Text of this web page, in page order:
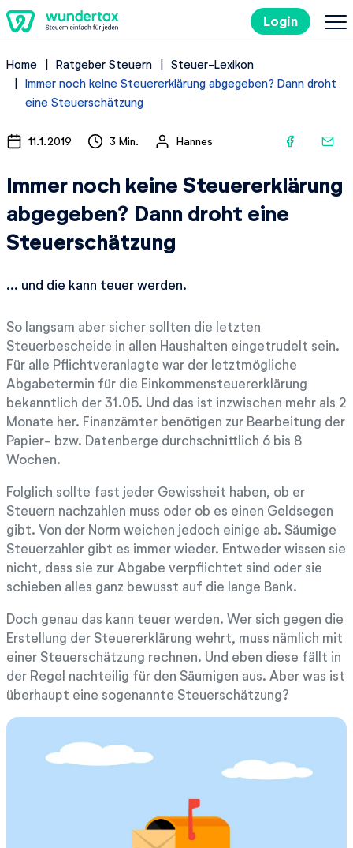
Login
So geht's
Steuer-Lexikon
Home Ratgeber Steuern
Steuer-Lexikon
Immer noch keine Steuererklärung abgegeben? Dann droht
eine Steuerschätzung
11.1.2019 3 Min. Hannes
Immer noch keine Steuererklärung
abgegeben? Dann droht eine
Steuerschätzung
... und die kann teuer werden.
So langsam aber sicher sollten die letzten
Steuerbescheide in allen Haushalten eingetrudelt sein.
Für alle Pflichtveranlagte war der letztmögliche
Abgabetermin für die Einkommensteuererklärung
bekanntlich der 31.05. Und das ist inzwischen mehr als 2
Monate her. Finanzämter benötigen zur Bearbeitung der
Papier- bzw. Datenberge durchschnittlich 6 bis 8
Wochen.
Folglich sollte fast jeder Gewissheit haben, ob er
Steuern nachzahlen muss oder ob es einen Geldsegen
gibt. Von der Norm weichen jedoch einige ab. Säumige
Steuerzahler gibt es immer wieder. Entweder wissen sie
nicht, dass sie zur Abgabe verpflichtet sind oder sie
schieben alles ganz bewusst auf die lange Bank.
Doch genau das kann teuer werden. Wer sich gegen die
Erstellung der Steuererklärung wehrt, muss nämlich mit
einer Steuerschätzung rechnen. Und eben diese fällt in
der Regel nachteilig für den Säumigen aus. Aber was ist
überhaupt eine sogenannte Steuerschätzung?